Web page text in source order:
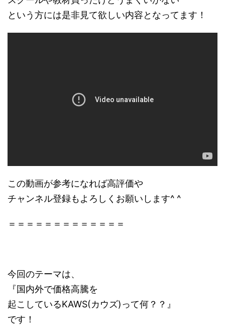
という方には是非見て欲しい内容となってます！
この動画が参考になれば高評価や
チャンネル登録もよろしくお願いします^ ^
＝＝＝＝＝＝＝＝＝＝＝＝＝
今回のテーマは、
『国内外で価格高騰を
起こしているKAWS(カウズ)って何？？』
です！